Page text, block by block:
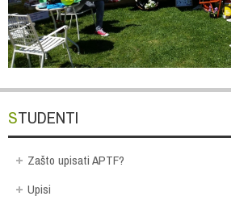
STUDENTI
Zašto upisati APTF?
Upisi